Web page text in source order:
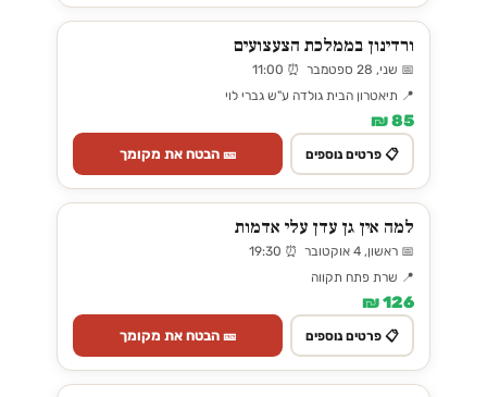
ורדינון בממלכת הצעצועים
📅 שני, 28 ספטמבר ⏰ 11:00
📍 תיאטרון הבית גולדה ע"ש גברי לוי
85 ₪
📋 פרטים נוספים 🎫 הבטח את מקומך
למה אין גן עדן עלי אדמות
📅 ראשון, 4 אוקטובר ⏰ 19:30
📍 שרת פתח תקווה
126 ₪
📋 פרטים נוספים 🎫 הבטח את מקומך